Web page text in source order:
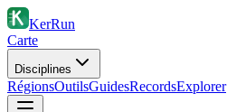
KerRun
Carte
Disciplines
RégionsOutilsGuidesRecordsExplorer